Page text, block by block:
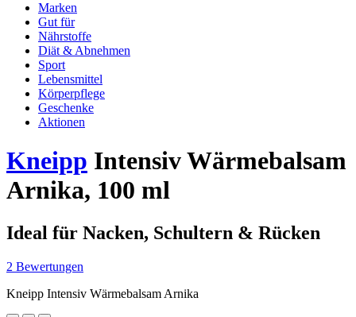
Marken
Gut für
Nährstoffe
Diät & Abnehmen
Sport
Lebensmittel
Körperpflege
Geschenke
Aktionen
Kneipp Intensiv Wärmebalsam
Arnika, 100 ml
Ideal für Nacken, Schultern & Rücken
2 Bewertungen
Kneipp Intensiv Wärmebalsam Arnika